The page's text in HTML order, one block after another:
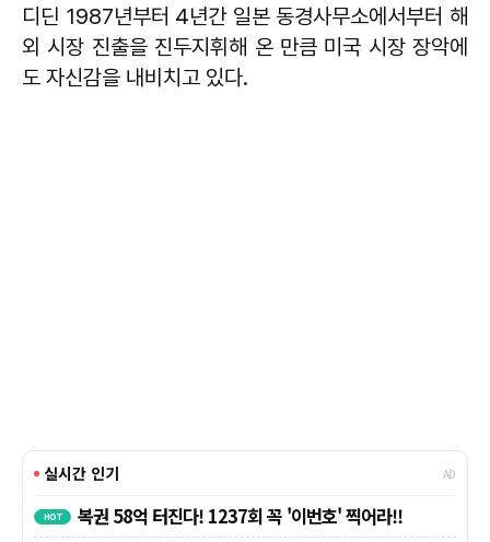
디딘 1987년부터 4년간 일본 동경사무소에서부터 해
외 시장 진출을 진두지휘해 온 만큼 미국 시장 장악에
도 자신감을 내비치고 있다.